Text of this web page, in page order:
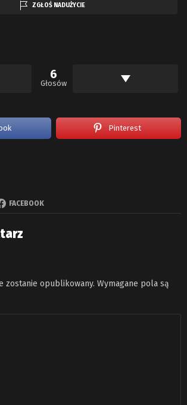
ZGŁOŚ NADUŻYCIE
6
Głosów
Pinterest
FACEBOOK
zostanie opublikowany. Wymagane pola są